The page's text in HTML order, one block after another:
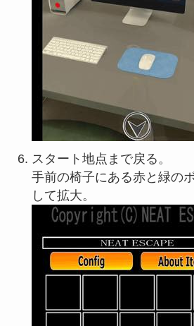
スタート地点まで戻る。
手前の椅子にある赤と緑の
して拡大。